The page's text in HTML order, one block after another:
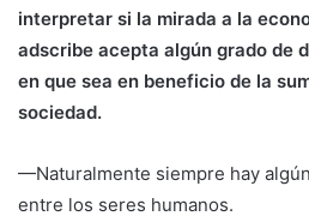
interpretar si la mirada a la
adscribe acepta algún grado de
en que sea en beneficio de la
sociedad.
—Naturalmente siempre hay
entre los seres humanos.